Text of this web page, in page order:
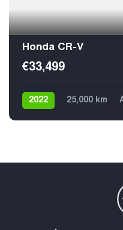
Honda CR-V
€33,499
2022 25,000 km